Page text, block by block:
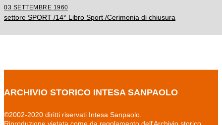
03 SETTEMBRE 1960
settore SPORT /14° Libro Sport /Cerimonia di chiusura
ARCHIVIO STORICO INTESA SANPAOLO
©2002-2020 diritti riservati Intesa Sanpaolo.